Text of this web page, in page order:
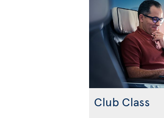
Club Class